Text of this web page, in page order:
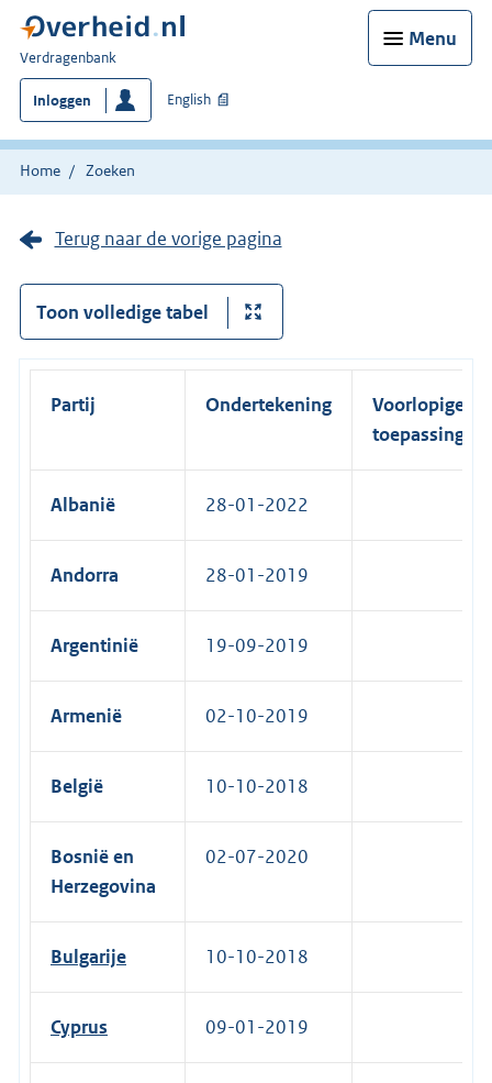
Menu
U
bent
hier:
Verdragenbank
Inloggen English
Home Zoeken
Terug naar de vorige pagina
Toon volledige tabel
Partij Ondertekening
Voorlopige
toepassing
Albanië 28-01-2022
Andorra 28-01-2019
Argentinië 19-09-2019
Armenië 02-10-2019
België 10-10-2018
Bosnië en
Herzegovina
02-07-2020
Bulgarije 10-10-2018
Cyprus 09-01-2019